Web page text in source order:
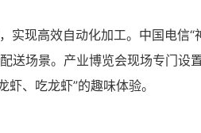
现高效自动化加工。中国电信
场景。产业博览会现场专门设
、吃龙虾”的趣味体验。